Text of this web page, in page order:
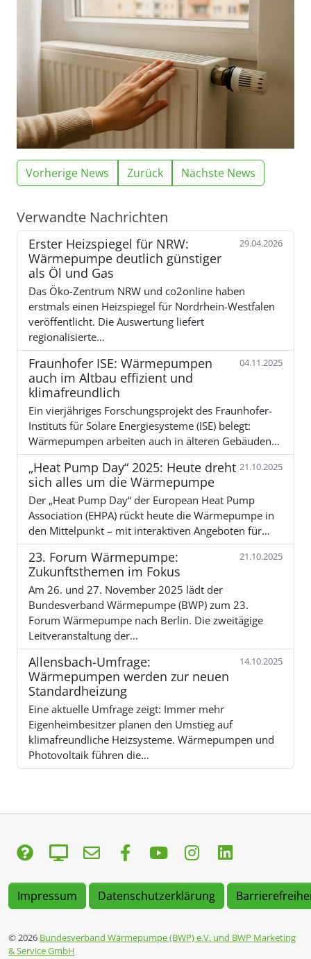
Vorherige News Zurück Nächste News
Verwandte Nachrichten
Erster Heizspiegel für NRW:
Wärmepumpe deutlich günstiger
als Öl und Gas
29.04.2026
Das Öko-Zentrum NRW und co2online haben
erstmals einen Heizspiegel für Nordrhein-Westfalen
veröffentlicht. Die Auswertung liefert
regionalisierte…
Fraunhofer ISE: Wärmepumpen
auch im Altbau effizient und
klimafreundlich
04.11.2025
Ein vierjähriges Forschungsprojekt des Fraunhofer-
Instituts für Solare Energiesysteme (ISE) belegt:
Wärmepumpen arbeiten auch in älteren Gebäuden…
„Heat Pump Day“ 2025: Heute dreht
sich alles um die Wärmepumpe
21.10.2025
Der „Heat Pump Day“ der European Heat Pump
Association (EHPA) rückt heute die Wärmepumpe in
den Mittelpunkt – mit interaktiven Angeboten für…
23. Forum Wärmepumpe:
Zukunftsthemen im Fokus
21.10.2025
Am 26. und 27. November 2025 lädt der
Bundesverband Wärmepumpe (BWP) zum 23.
Forum Wärmepumpe nach Berlin. Die zweitägige
Leitveranstaltung der…
Allensbach-Umfrage:
Wärmepumpen werden zur neuen
Standardheizung
14.10.2025
Eine aktuelle Umfrage zeigt: Immer mehr
Eigenheimbesitzer planen den Umstieg auf
klimafreundliche Heizsysteme. Wärmepumpen und
Photovoltaik führen die…
Impressum Datenschutzerklärung
© 2026 Bundesverband Wärmepumpe (BWP) e.V. und BWP Marketing
& Service GmbH